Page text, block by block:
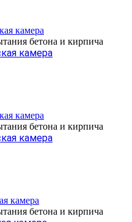
бетона и кирпича
камера
бетона и кирпича
камера
бетона и кирпича